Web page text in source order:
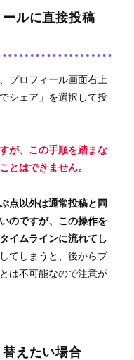
ルに直接投稿
プロフィール画面右上
シェア」を選択して投
が、この手順を踏まな
とはできません。
点以外は通常投稿と同
のですが、この操作を
イムラインに流れてし
てしまうと、後からプ
は不可能なので注意が
えたい場合